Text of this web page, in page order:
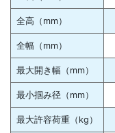
全高（mm）
全幅（mm）
最大開き幅（mm）
最小掴み径（mm）
最大許容荷重（kg）